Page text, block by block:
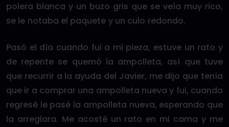
polera blanca y un buzo gris que se veía muy rico,
se le notaba el paquete y un culo redondo.
Pasó el día cuando fui a mi pieza, estuve un rato y
de repente se quemó la ampolleta, así que tuve
que recurrir a la ayuda del Javier, me dijo que tenía
que ir a comprar una ampolleta nueva y fui, cuando
regresé le pasé la ampolleta nueva, esperando que
la arreglara. Me acosté un rato en mi cama y me